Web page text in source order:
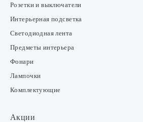
Розетки и выключатели
Интерьерная подсветка
Светодиодная лента
Предметы интерьера
Фонари
Лампочки
Комплектующие
Акции